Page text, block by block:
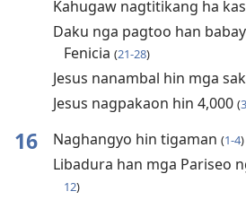
Kahugaw nagtitikang ha
Daku nga pagtoo han
Fenicia (21-28)
Jesus nanambal hin mga
Jesus nagpakaon hin 4,000 (
16 Naghangyo hin tigaman (1-4)
Libadura han mga Pariseo
12)